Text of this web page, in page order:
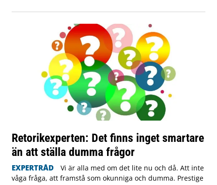
Retorikexperten: Det finns inget smartare
än att ställa dumma frågor
EXPERTRÅD
Vi är alla med om det lite nu och då. Att inte
våga fråga, att framstå som okunniga och dumma. Prestige